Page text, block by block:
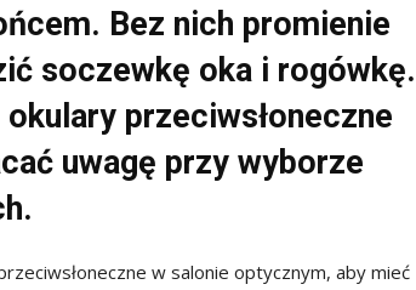
Bez nich promienie
soczewkę oka i rogówkę.
przeciwsłoneczne
uwagę przy wyborze
w salonie optycznym, aby mieć